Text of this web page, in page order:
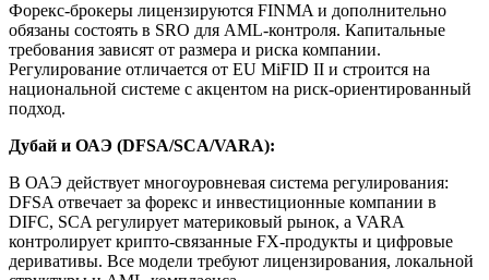
Форекс-брокеры лицензируются FINMA и дополнительно
обязаны состоять в SRO для AML-контроля. Капитальные
требования зависят от размера и риска компании.
Регулирование отличается от EU MiFID II и строится на
национальной системе с акцентом на риск-ориентированный
подход.
Дубай и ОАЭ (DFSA/SCA/VARA):
В ОАЭ действует многоуровневая система регулирования:
DFSA отвечает за форекс и инвестиционные компании в
DIFC, SCA регулирует материковый рынок, а VARA
контролирует крипто-связанные FX-продукты и цифровые
деривативы. Все модели требуют лицензирования, локальной